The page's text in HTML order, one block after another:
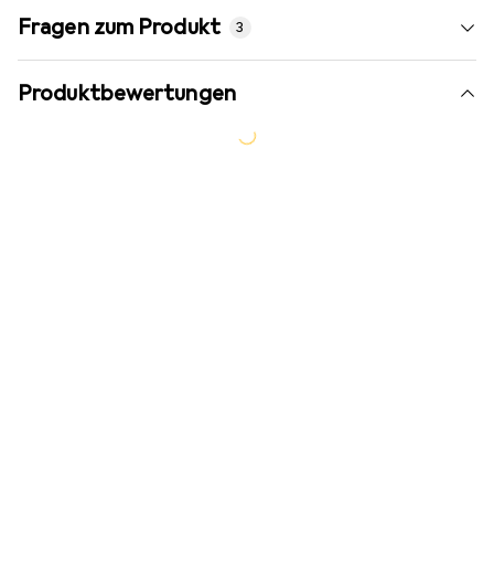
Fragen zum Produkt 3
Produktbewertungen